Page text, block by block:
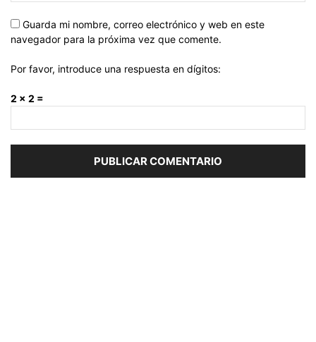
Guarda mi nombre, correo electrónico y web en este
navegador para la próxima vez que comente.
Por favor, introduce una respuesta en dígitos:
2 × 2 =